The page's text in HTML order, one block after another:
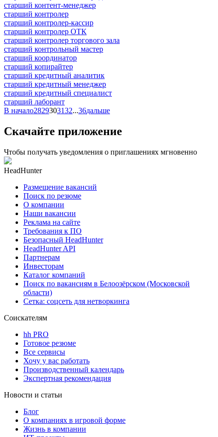
старший контент-менеджер
старший контролер
старший контролер-кассир
старший контролер ОТК
старший контролер торгового зала
старший контрольный мастер
старший координатор
старший копирайтер
старший кредитный аналитик
старший кредитный менеджер
старший кредитный специалист
старший лаборант
В начало2829303132...36дальше
Скачайте приложение
Чтобы получать уведомления о приглашениях мгновенно
HeadHunter
Размещение вакансий
Поиск по резюме
О компании
Наши вакансии
Реклама на сайте
Требования к ПО
Безопасный HeadHunter
HeadHunter API
Партнерам
Инвесторам
Каталог компаний
Поиск по вакансиям в Белоозёрском (Московской
области)
Сетка: соцсеть для нетворкинга
Соискателям
hh PRO
Готовое резюме
Все сервисы
Хочу у вас работать
Производственный календарь
Экспертная рекомендация
Новости и статьи
Блог
О компаниях в игровой форме
Жизнь в компании